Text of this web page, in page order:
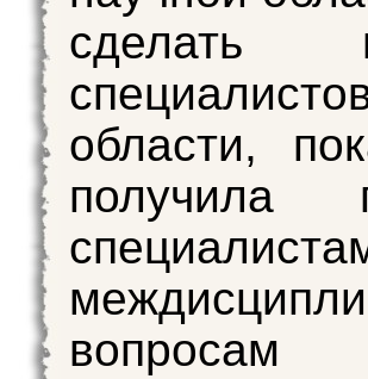
сделать
области,
получила